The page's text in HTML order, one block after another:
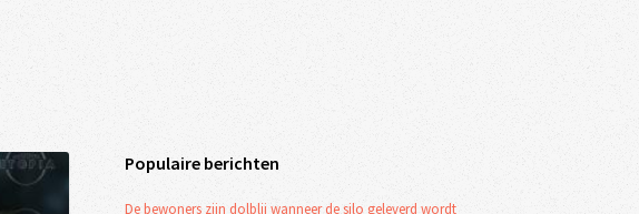
Populaire berichten
De bewoners zijn dolblij wanneer de silo geleverd wordt